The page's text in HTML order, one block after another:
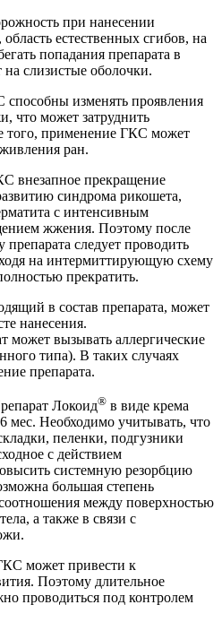
при нанесении
естественных сгибов, на
попадания препарата в
на слизистые оболочки.
изменять проявления
что может затруднить
того, применение ГКС может
ран.
внезапное прекращение
синдрома рикошета,
с интенсивным
жжения. Поэтому после
препарата следует проводить
на интермиттирующую схему
прекратить.
в состав препарата, может
нанесения.
может вызывать аллергические
типа). В таких случаях
препарата.
Локоид® в виде крема
мес. Необходимо учитывать, что
пеленки, подгузники
с действием
системную резорбцию
большая степень
между поверхностью
а также в связи с
может привести к
Поэтому длительное
проводиться под контролем